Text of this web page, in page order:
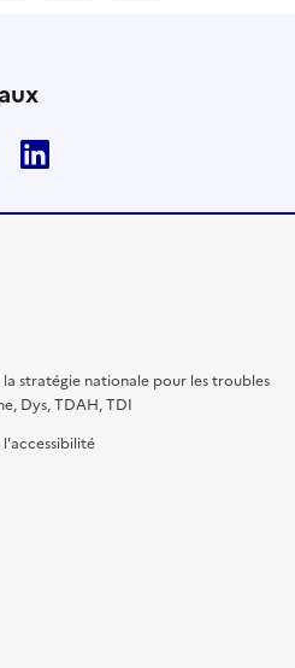
youtube
stratégie nationale pour les troubles
Dys, TDAH, TDI